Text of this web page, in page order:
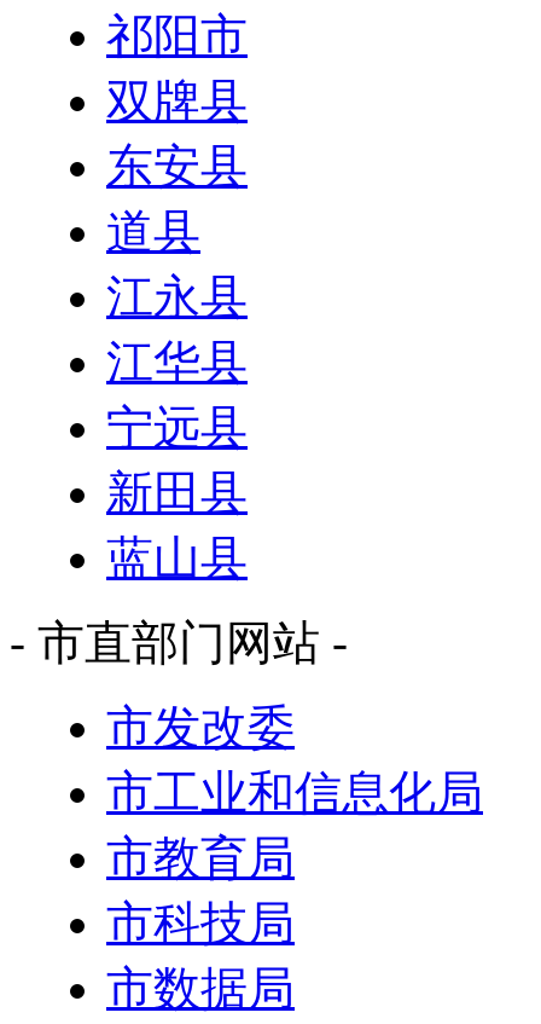
祁阳市
双牌县
东安县
道县
江永县
江华县
宁远县
新田县
蓝山县
- 市直部门网站 -
市发改委
市工业和信息化局
市教育局
市科技局
市数据局